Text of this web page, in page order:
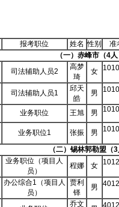
报考职位 姓名 性别
准
（一）赤峰市（4
司法辅助人员2
高梦
琦
女
司法辅助人员1
邱天
皓
男
业务职位 王旭 男
业务职位1 张振 男
（二）锡林郭勒盟（
业务职位（项目人
员）
程娜 女
办公综合1（项目人
员）
贾利
铎
男
乔文